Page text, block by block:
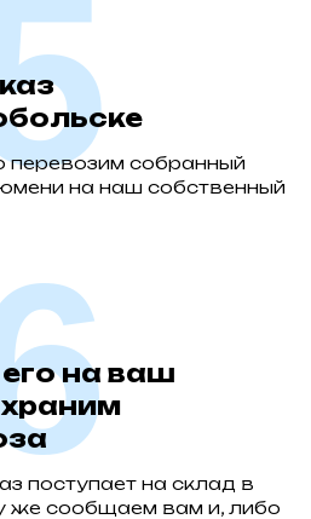
перевозим собранный
на наш собственный
на ваш
поступает на склад в
же сообщаем вам и, либо